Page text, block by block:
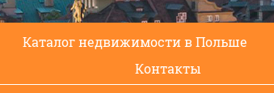
Каталог недвижимости в Польше
Контакты